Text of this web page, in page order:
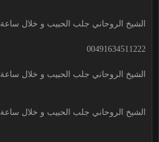
الشيخ الروحاني جلب الحبيب و خلال ساعة
00491634511222
الشيخ الروحاني جلب الحبيب و خلال ساعة
الشيخ الروحاني جلب الحبيب و خلال ساعة